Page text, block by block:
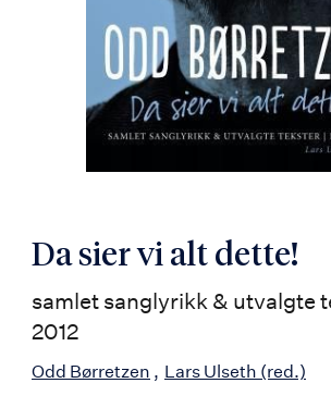
Da sier vi alt dette!
samlet sanglyrikk & utvalgte
2012
Odd Børretzen Lars Ulseth (red.)